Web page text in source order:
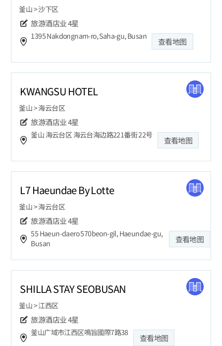
釜山 > 沙下区
旅游酒店业4星
1395 Nakdongnam-ro, Saha-gu, Busan
查看地图
KWANGSU HOTEL
釜山 > 海云台区
旅游酒店业4星
釜山 海云台区 海云台海边路221番街 22号
查看地图
L7 Haeundae By Lotte
釜山 > 海云台区
旅游酒店业4星
55 Haeun-daero 570beon-gil, Haeundae-gu,
Busan
查看地图
SHILLA STAY SEOBUSAN
釜山 > 江西区
旅游酒店业4星
釜山广域市江西区鳴旨國際7路38
查看地图